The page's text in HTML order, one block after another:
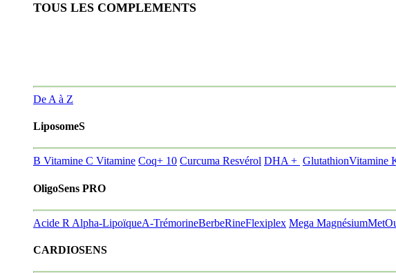
TOUS LES COMPLEMENTS
De A à Z
LiposomeS
B Vitamine C Vitamine Coq+ 10 Curcuma Resvérol DHA + GlutathionVitamine
OligoSens PRO
Acide R Alpha-LipoïqueA-TrémorineBerbeRineFlexiplex Mega Magnésium
CARDIOSENS